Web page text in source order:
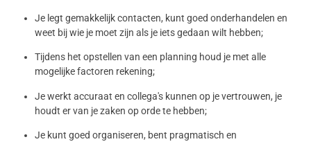
Je legt gemakkelijk contacten, kunt goed onderhandelen en
weet bij wie je moet zijn als je iets gedaan wilt hebben;
Tijdens het opstellen van een planning houd je met alle
mogelijke factoren rekening;
Je werkt accuraat en collega's kunnen op je vertrouwen, je
houdt er van je zaken op orde te hebben;
Je kunt goed organiseren, bent pragmatisch en